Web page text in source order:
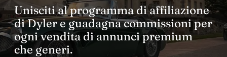
Unisciti al programma di affiliazione
di Dyler e guadagna commissioni per
ogni vendita di annunci premium
che generi.